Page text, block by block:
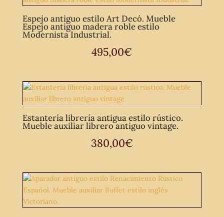
Espejo antiguo estilo Art Decó. Mueble
Espejo antiguo madera roble estilo
Modernista Industrial.
495,00€
Estantería librería antigua estilo rústico.
Mueble auxiliar librero antiguo vintage.
380,00€